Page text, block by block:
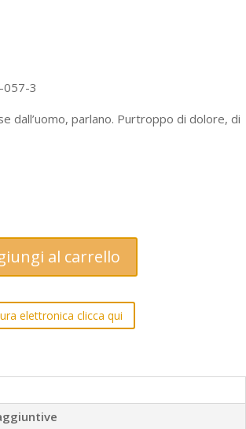
057-3
dall’uomo, parlano. Purtroppo di dolore, di
al carrello
elettronica clicca qui